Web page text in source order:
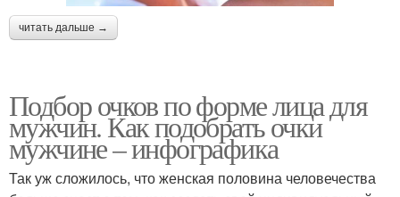
читать дальше →
Подбор очков по форме лица для
мужчин. Как подобрать очки
мужчине – инфографика
Так уж сложилось, что женская половина человечества